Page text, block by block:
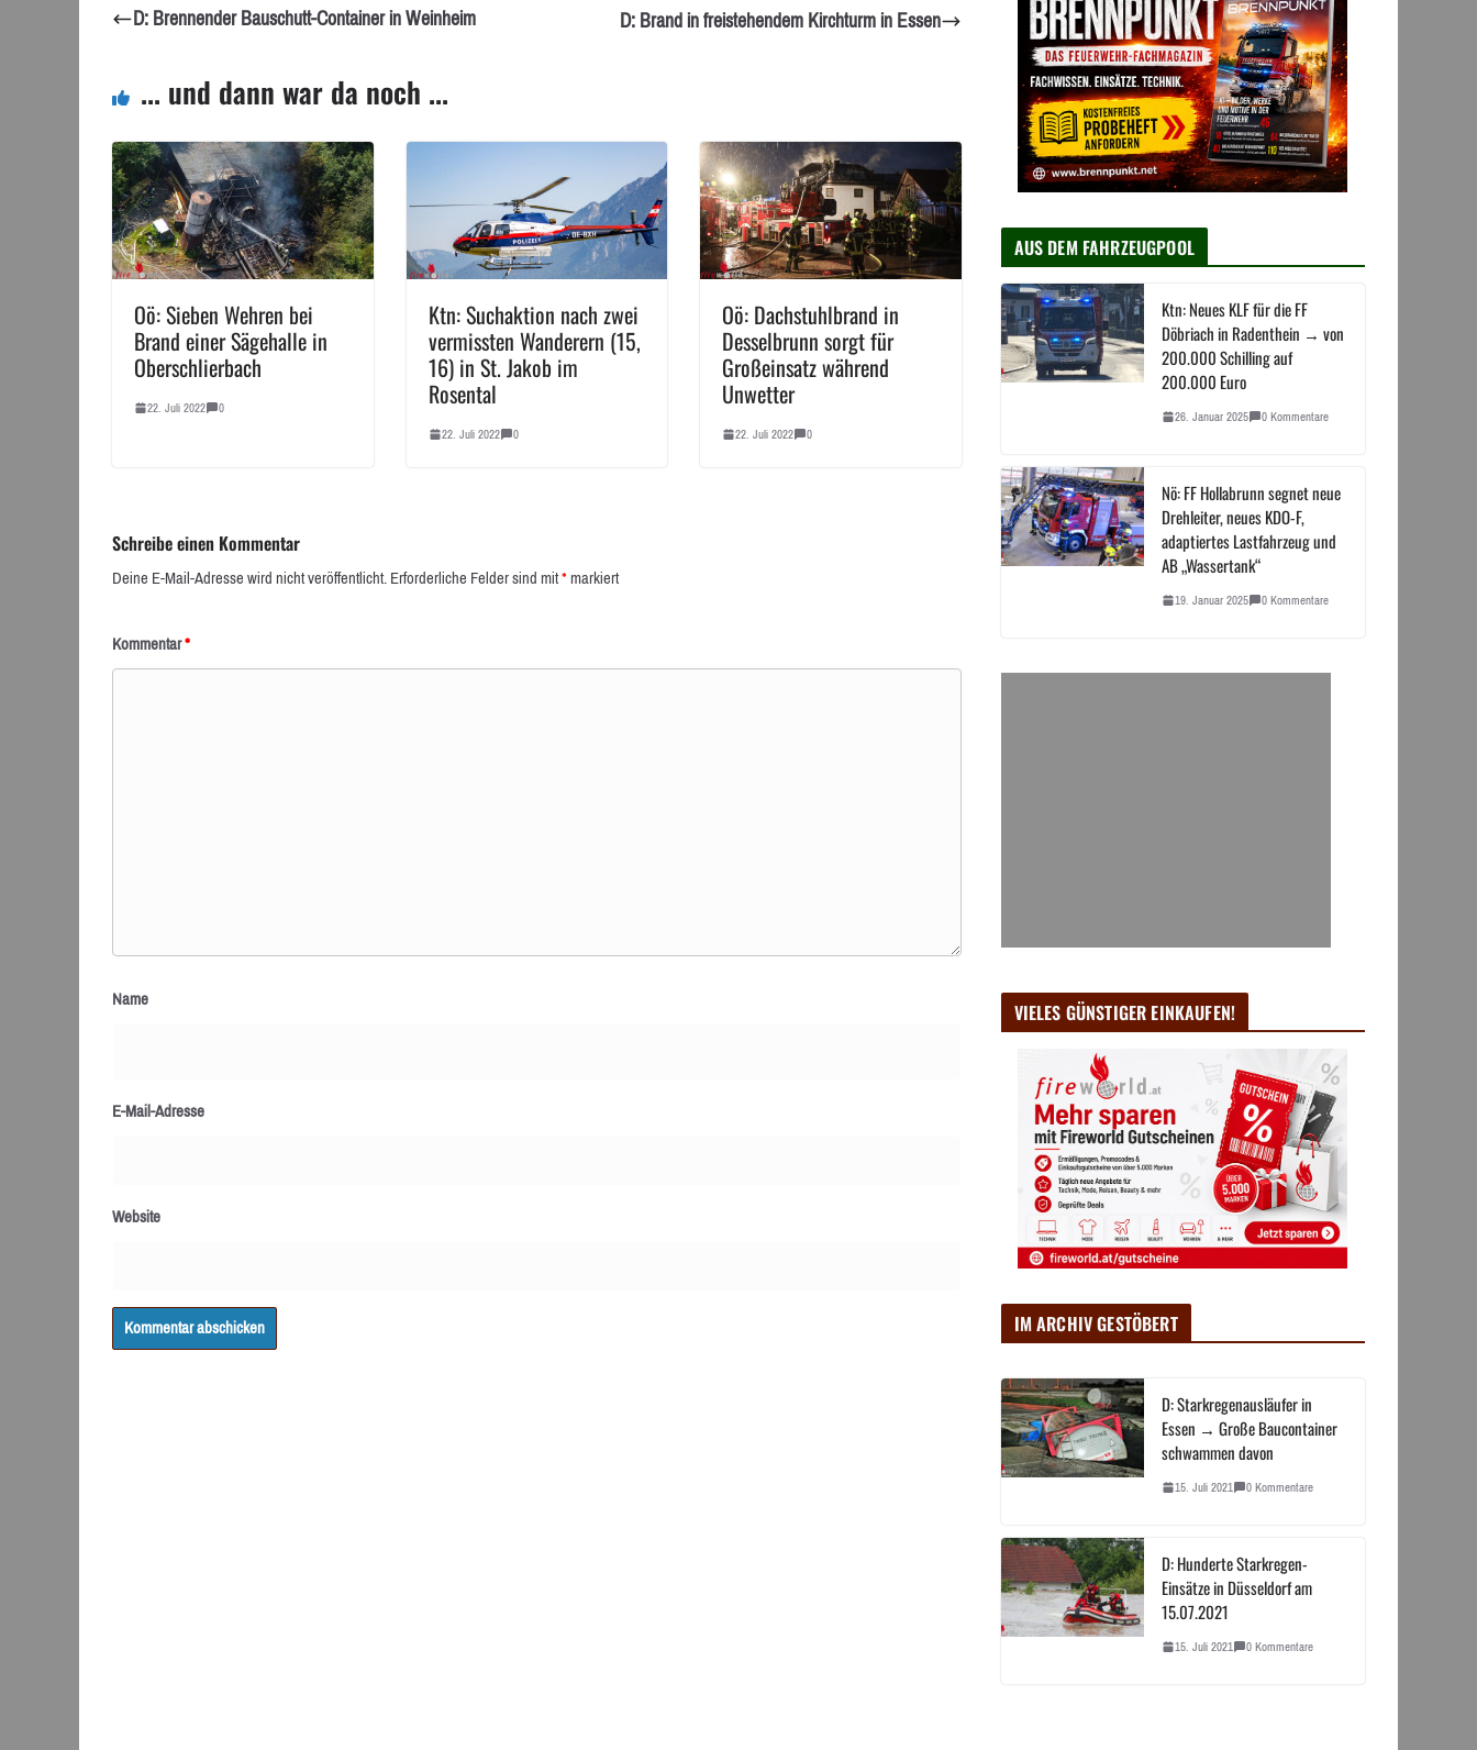
D: Brennender Bauschutt-Container in Weinheim D: Brand in freistehendem Kirchturm in Essen
... und dann war da noch ...
Oö: Sieben Wehren bei
Brand einer Sägehalle in
Oberschlierbach
22. Juli 2022 0
Ktn: Suchaktion nach zwei
vermissten Wanderern (15,
16) in St. Jakob im
Rosental
22. Juli 2022 0
Oö: Dachstuhlbrand in
Desselbrunn sorgt für
Großeinsatz während
Unwetter
22. Juli 2022 0
Schreibe einen Kommentar
Deine E-Mail-Adresse wird nicht veröffentlicht.Erforderliche Felder sind mit*markiert
Kommentar*
Name
E-Mail-Adresse
Website
AUS DEM FAHRZEUGPOOL
Ktn: Neues KLF für die FF
Döbriach in Radenthein → von
200.000 Schilling auf
200.000 Euro
26. Januar 2025 0 Kommentare
Nö: FF Hollabrunn segnet neue
Drehleiter, neues KDO-F,
adaptiertes Lastfahrzeug und
AB „Wassertank“
19. Januar 2025 0 Kommentare
VIELES GÜNSTIGER EINKAUFEN!
IM ARCHIV GESTÖBERT
D: Starkregenausläufer in
Essen → Große Baucontainer
schwammen davon
15. Juli 2021 0 Kommentare
D: Hunderte Starkregen-
Einsätze in Düsseldorf am
15.07.2021
15. Juli 2021 0 Kommentare